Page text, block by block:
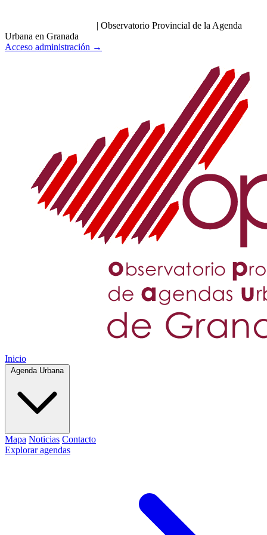
| Observatorio Provincial de la Agenda
Urbana en Granada
Acceso administración →
Inicio
Agenda Urbana
Mapa Noticias Contacto
Explorar agendas